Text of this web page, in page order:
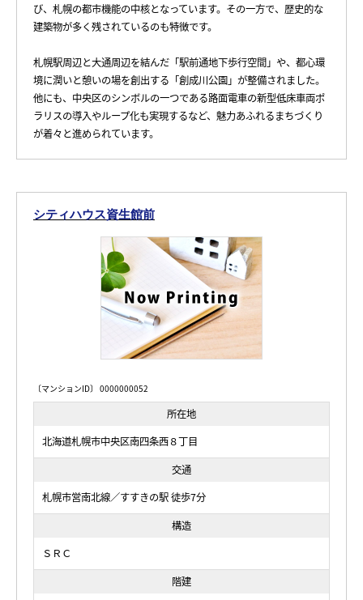
び、札幌の都市機能の中核となっています。その一方で、歴史的な
建築物が多く残されているのも特徴です。
札幌駅周辺と大通周辺を結んだ「駅前通地下歩行空間」や、都心環
境に潤いと憩いの場を創出する「創成川公園」が整備されました。
他にも、中央区のシンボルの一つである路面電車の新型低床車両ポ
ラリスの導入やループ化も実現するなど、魅力あふれるまちづくり
が着々と進められています。
シティハウス資生館前
〔マンションID〕 0000000052
所在地
北海道札幌市中央区南四条西８丁目
交通
札幌市営南北線／すすきの駅 徒歩7分
構造
ＳＲＣ
階建